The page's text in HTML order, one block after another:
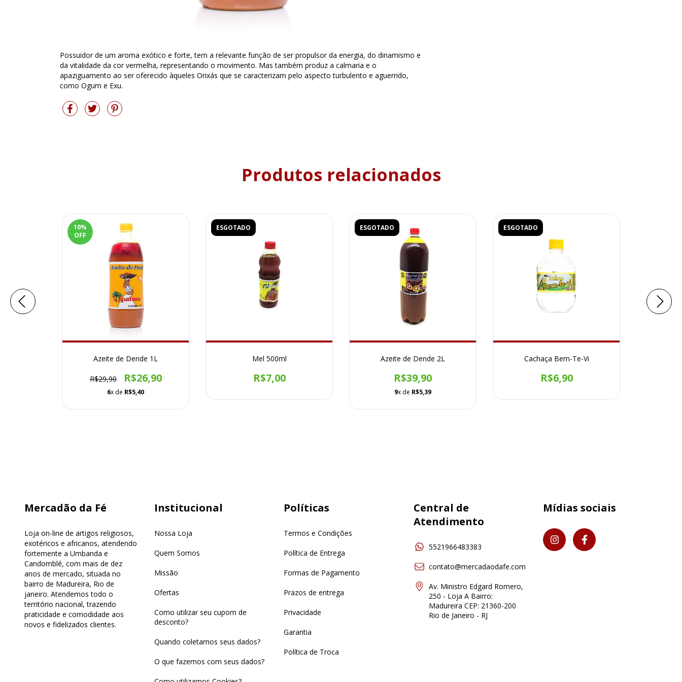
Possuidor de um aroma exótico e forte, tem a relevante função de ser propulsor da energia, do dinamismo e
da vitalidade da cor vermelha, representando o movimento. Mas também produz a calmaria e o
apaziguamento ao ser oferecido àqueles Orixás que se caracterizam pelo aspecto turbulento e aguerrido,
como Ogum e Exu.
Produtos relacionados
10%
OFF
Azeite de Dende 1L
R$29,90 R$26,90
6x de R$5,40
ESGOTADO
Mel 500ml
R$7,00
ESGOTADO
Azeite de Dende 2L
R$39,90
9x de R$5,39
ESGOTADO
Cachaça Bem-Te-Vi
R$6,90
Mercadão da Fé
Loja on-line de artigos religiosos,
exotéricos e africanos, atendendo
fortemente a Umbanda e
Candomblé, com mais de dez
anos de mercado, situada no
bairro de Madureira, Rio de
janeiro. Atendemos todo o
território nacional, trazendo
praticidade e comodidade aos
novos e fidelizados clientes.
Institucional
Nossa Loja
Quem Somos
Missão
Ofertas
Como utilizar seu cupom de
desconto?
Quando coletamos seus dados?
O que fazemos com seus dados?
Políticas
Termos e Condições
Política de Entrega
Formas de Pagamento
Prazos de entrega
Privacidade
Garantia
Política de Troca
Central de
Atendimento
5521966483383
contato@mercadaodafe.com
Av. Ministro Edgard Romero,
250 - Loja A Bairro:
Madureira CEP: 21360-200
Rio de Janeiro - RJ
Mídias sociais